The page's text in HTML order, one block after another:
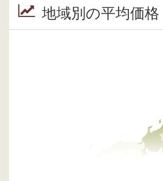
地域別の平均価格